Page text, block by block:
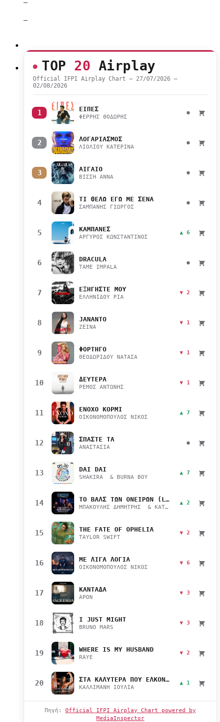
–
TOP 20 Airplay
Official IFPI Airplay Chart — 27/07/2026 –
02/08/2026
1 ΕΙΠΕΣ
ΦΕΡΡΗΣ ΘΟΔΩΡΗΣ
●
2 ΛΟΓΑΡΙΑΣΜΟΣ
ΛΙΟΛΙΟΥ ΚΑΤΕΡΙΝΑ
●
3 ΑΙΓΑΙΟ
ΒΙΣΣΗ ΑΝΝΑ
●
4 ΤΙ ΘΕΛΩ ΕΓΩ ΜΕ ΣΕΝΑ
ΣΑΜΠΑΝΗΣ ΓΙΩΡΓΟΣ
●
5 ΚΑΜΠΑΝΕΣ
ΑΡΓΥΡΟΣ ΚΩΝΣΤΑΝΤΙΝΟΣ
▲ 6
6 DRACULA
TAME IMPALA
●
7 ΕΞΗΓΗΣΤΕ ΜΟΥ
ΕΛΛΗΝΙΔΟΥ ΡΙΑ
▼ 2
8 JANANTO
ZEINA
▼ 1
9 ΦΟΡΤΗΓΟ
ΘΕΟΔΩΡΙΔΟΥ ΝΑΤΑΣΑ
▼ 1
10 ΔΕΥΤΕΡΑ
ΡΕΜΟΣ ΑΝΤΩΝΗΣ
▼ 1
11 ΕΝΟΧΟ ΚΟΡΜΙ
ΟΙΚΟΝΟΜΟΠΟΥΛΟΣ ΝΙΚΟΣ
▲ 7
12 ΣΠΑΣΤΕ ΤΑ
ΑΝΑΣΤΑΣΙΑ
●
13 DAI DAI
SHAKIRA & BURNA BOY
▲ 7
14 ΤΟ ΒΑΛΣ ΤΩΝ ΟΝΕΙΡΩΝ (LIVE)
ΜΠΑΚΟΥΛΗΣ ΔΗΜΗΤΡΗΣ & ΚΑΤΣΙΜΙΧΑ ΜΑΡΙΑΝΑ
▲ 2
15 THE FATE OF OPHELIA
TAYLOR SWIFT
▼ 2
16 ΜΕ ΛΙΓΑ ΛΟΓΙΑ
ΟΙΚΟΝΟΜΟΠΟΥΛΟΣ ΝΙΚΟΣ
▼ 6
17 ΚΑΝΤΑΔΑ
APON
▼ 3
18 I JUST MIGHT
BRUNO MARS
▼ 3
19 WHERE IS MY HUSBAND
RAYE
▼ 2
20 ΣΤΑ ΚΑΛΥΤΕΡΑ ΠΟΥ ΕΛΚΟΝΤΑΙ
ΚΑΛΛΙΜΑΝΗ ΙΟΥΛΙΑ
▲ 1
Πηγή: Official IFPI Airplay Chart powered by
MediaInspector